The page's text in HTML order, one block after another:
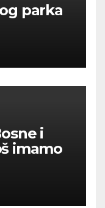
parka
i
imamo